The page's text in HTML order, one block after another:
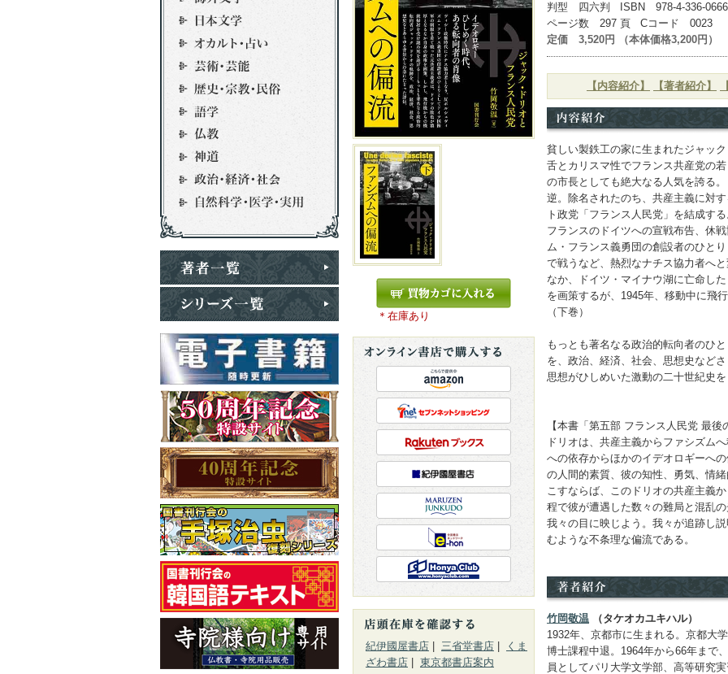
判型 四六判 ISBN 978-4-336-
ページ数 297 頁 Cコード 0023
定価 3,520円 （本体価格3,200円）
【内容紹介】 【著者紹介】
貧しい製鉄工の家に生まれたジャッ
舌とカリスマ性でフランス共産党の
の市長としても絶大なる人気を誇る
逆。除名されたのち、共産主義に対
ト政党「フランス人民党」を結成す
フランスのドイツへの宣戦布告、休
ム・フランス義勇団の創設者のひと
で戦うなど、熱烈なナチス協力者へ
なか、ドイツ・マイナウ湖に亡命し
を画策するが、1945年、移動中に飛
（下巻）
もっとも著名なる政治的転向者のひ
を、政治、経済、社会、思想史など
思想がひしめいた激動の二十世紀史
【本書「第五部 フランス人民党 最後
ドリオは、共産主義からファシズム
への依存からほかのイデオロギーへ
の人間的素質、彼の知性、勇気、情
こすならば、このドリオの共産主義
程で彼が遭遇した数々の難局と混乱
我々の目に映じよう。我々が追跡し
むような不条理な偏流である。
竹岡敬温 （タケオカユキハル）
1932年、京都市に生まれる。京都大
博士課程中退。1964年から66年まで
員としてパリ大学文学部、高等研究
＊在庫あり
紀伊國屋書店 | 三省堂書店 |
くま
ざわ書店 | 東京都書店案内